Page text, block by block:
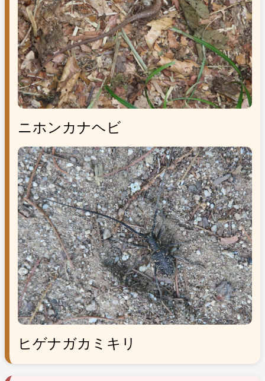
ニホンカナヘビ
ヒゲナガカミキリ